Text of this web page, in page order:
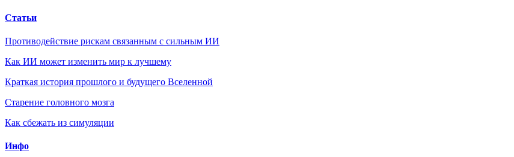
Статьи
Противодействие рискам связанным с сильным ИИ
Как ИИ может изменить мир к лучшему
Краткая история прошлого и будущего Вселенной
Старение головного мозга
Как сбежать из симуляции
Инфо